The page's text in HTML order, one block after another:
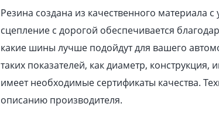
Резина создана из качественного материала
сцепление с дорогой обеспечивается
какие шины лучше подойдут для вашего
таких показателей, как диаметр,
имеет необходимые сертификаты качества.
описанию производителя.